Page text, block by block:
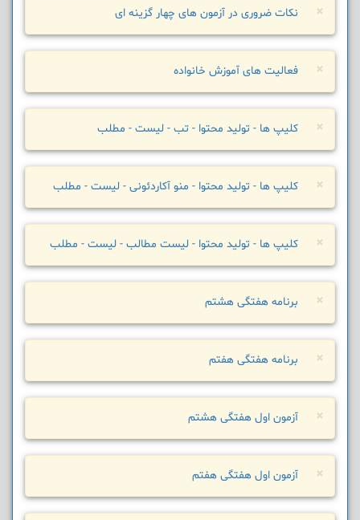
× نکات ضروری در آزمون های چهار گزینه ای
× فعالیت های آموزش خانواده
× کلیپ ها - تولید محتوا - تب - لیست - مطلب
× کلیپ ها - تولید محتوا - منو آکاردئونی - لیست - مطلب
× کلیپ ها - تولید محتوا - لیست مطالب - لیست - مطلب
× برنامه هفتگی هشتم
× برنامه هفتگی هفتم
× آزمون اول هفتگی هشتم
× آزمون اول هفتگی هفتم